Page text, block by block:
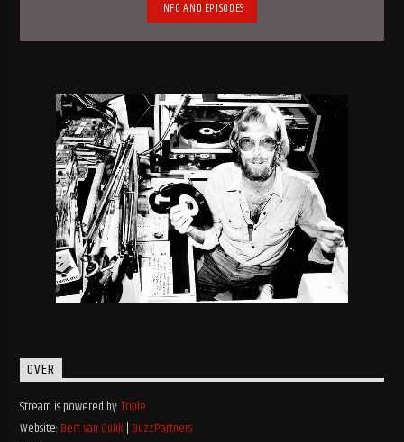
INFO AND EPISODES
OVER
Stream is powered by:Triple
Website: Bert van Gulik| BuzzPartners